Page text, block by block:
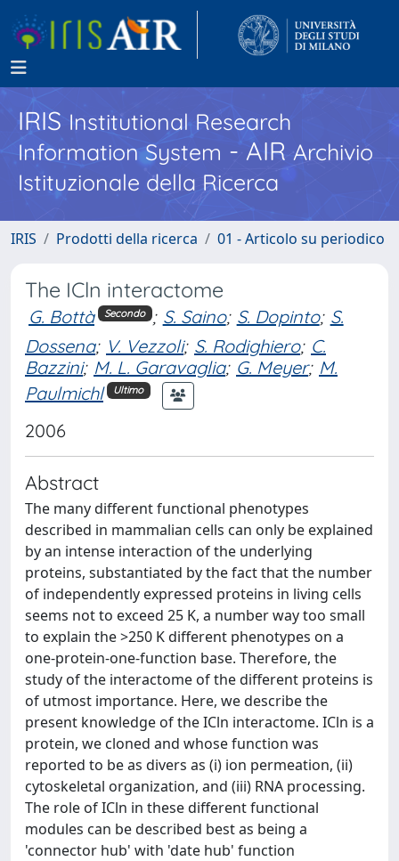
IRISInstitutional Research
Information System - AIR Archivio
Istituzionale della Ricerca
IRIS Prodotti della ricerca 01 - Articolo su periodico
The ICln interactome
G. Bottà Secondo ; S. Saino; S. Dopinto; S.
Dossena; V. Vezzoli; S. Rodighiero; C.
Bazzini; M. L. Garavaglia; G. Meyer; M.
Paulmichl
Ultimo
2006
Abstract
The many different functional phenotypes
described in mammalian cells can only be explained
by an intense interaction of the underlying
proteins, substantiated by the fact that the number
of independently expressed proteins in living cells
seems not to exceed 25 K, a number way too small
to explain the >250 K different phenotypes on a
one-protein-one-function base. Therefore, the
study of the interactome of the different proteins is
of utmost importance. Here, we describe the
present knowledge of the ICln interactome. ICln is a
protein, we cloned and whose function was
reported to be as divers as (i) ion permeation, (ii)
cytoskeletal organization, and (iii) RNA processing.
The role of ICln in these different functional
modules can be described best as being a
'connector hub' with 'date hub' function